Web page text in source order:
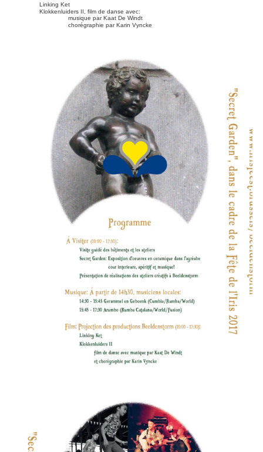
Linking Ket
Klokkenluiders II, film de danse avec:
musique par Kaat De Windt
chorégraphie par Karin Vyncke